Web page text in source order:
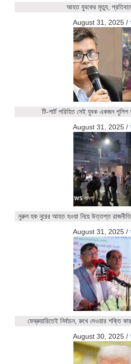
আহত যুবকের মৃত্যু,
August 31, 2025 /
টি-শার্ট পরিহিত সেই যুবক একজন পুলিশ
August 31, 2025 /
নুরুল হক নুরের আহত হওয়া নিয়ে উত্তপ্ত রাজনীতি,
August 31, 2025 /
ফেব্রুয়ারিতেই নির্বাচন, রুখে দেওয়ার শক্তি
August 30, 2025 /